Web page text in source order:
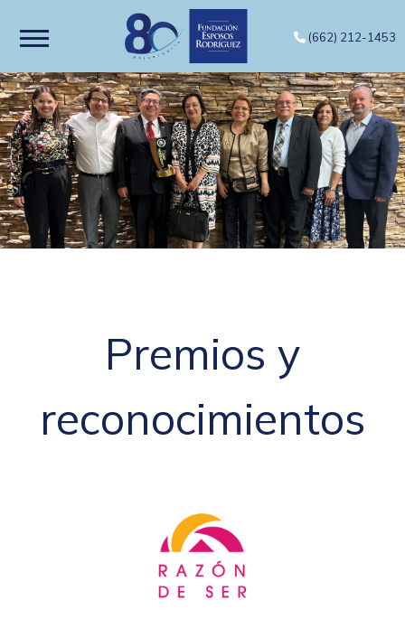
(662) 212-1453
Premios y
reconocimientos